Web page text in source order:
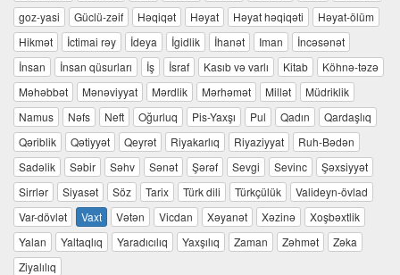
goz-yasi
Güclü-zəif Həqiqət Həyat Həyat həqiqəti
Həyat-ölüm
Hikmət
İctimai rəy İdeya İgidlik İhanət Iman
İncəsənət
İnsan
İnsan qüsurları İş İsraf Kasıb və varlı Kitab
Köhnə-təzə
Məhəbbət
Mənəviyyat Mərdlik Mərhəmət Millət
Müdriklik
Namus
Nəfs Neft Oğurluq Pis-Yaxşı Pul Qadın
Qardaşlıq
Qəriblik
Qətiyyət Qeyrət Riyakarlıq Riyaziyyat
Ruh-Bədən
Sadəlik
Səbir Səhv Sənət Şərəf Sevgi Sevinc
Şəxsiyyət
Sirrlər
Siyasət Söz Tarix Türk dili Türkçülük
Valideyn-övlad
Var-dövlət
Vaxt Vətən Vicdan Xəyanət Xəzinə
Xoşbəxtlik
Yalan
Yaltaqlıq Yaradıcılıq Yaxşılıq Zaman Zəhmət
Zəka
Ziyalılıq